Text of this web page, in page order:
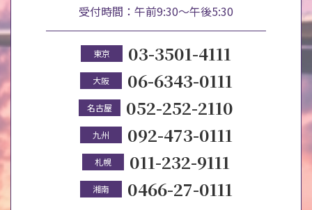
受付時間：午前9:30～午後5:30
東京 03-3501-4111
大阪 06-6343-0111
名古屋 052-252-2110
九州 092-473-0111
札幌 011-232-9111
湘南 0466-27-0111